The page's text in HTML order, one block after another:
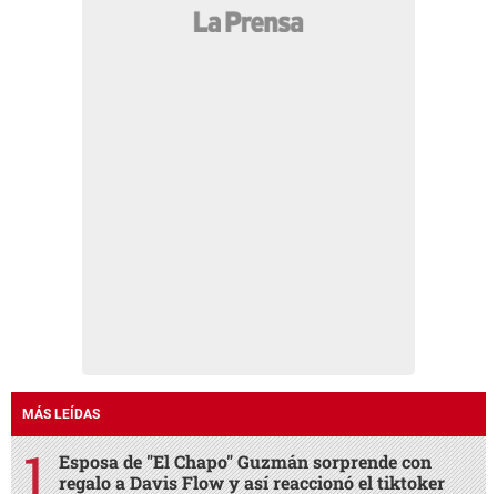
MÁS LEÍDAS
Esposa de "El Chapo" Guzmán sorprende con
regalo a Davis Flow y así reaccionó el tiktoker